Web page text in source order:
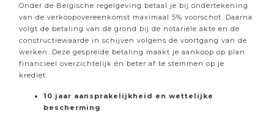
Onder de Belgische regelgeving betaal je bij ondertekening
van de verkoopovereenkomst maximaal 5% voorschot. Daarna
volgt de betaling van de grond bij de notariële akte en de
constructiewaarde in schijven volgens de voortgang van de
werken. Deze gespreide betaling maakt je aankoop op plan
financieel overzichtelijk én beter af te stemmen op je
krediet.
10 jaar aansprakelijkheid en wettelijke
bescherming